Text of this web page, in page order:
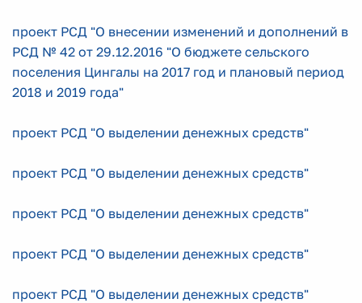
проект РСД "О внесении изменений и дополнений в
РСД № 42 от 29.12.2016 "О бюджете сельского
поселения Цингалы на 2017 год и плановый период
2018 и 2019 года"
проект РСД "О выделении денежных средств"
проект РСД "О выделении денежных средств"
проект РСД "О выделении денежных средств"
проект РСД "О выделении денежных средств"
проект РСД "О выделении денежных средств"